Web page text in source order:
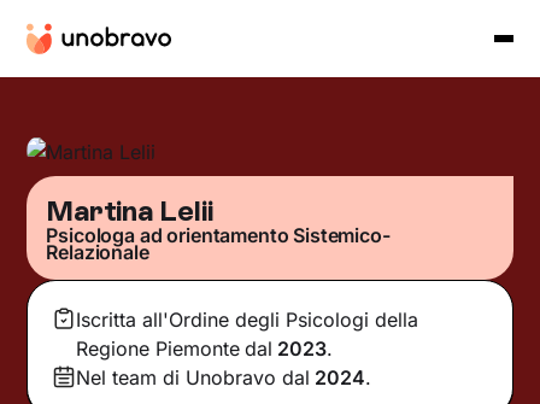
Martina Lelii
Psicologa ad orientamento Sistemico-
Relazionale
Iscritta all'Ordine degli Psicologi della
Regione Piemonte dal 2023.
Nel team di Unobravo dal 2024.